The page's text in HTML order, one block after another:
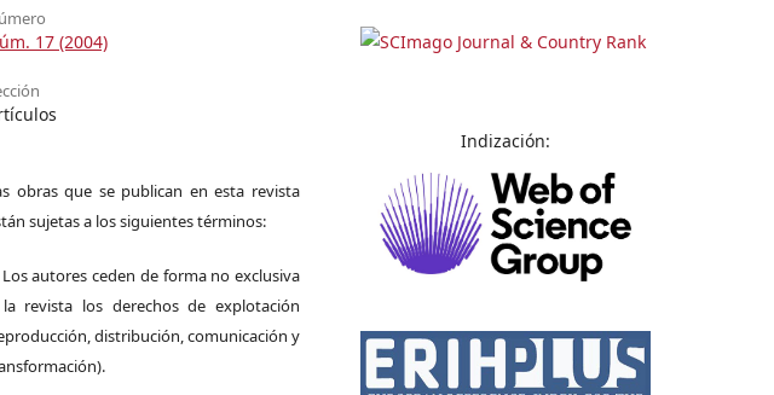
17 (2004)
obras que se publican en esta revista
sujetas a los siguientes términos:
Los autores ceden de forma no exclusiva
revista los derechos de explotación
distribución, comunicación y
Indización: